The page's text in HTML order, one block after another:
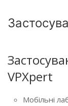
VPXpert
Мобільні